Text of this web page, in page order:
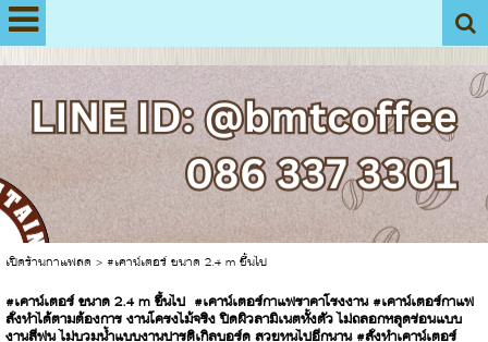
เปิดร้านกาแฟสด > #เคาน์เตอร์ ขนาด 2.4 m ขึ้นไป
#เคาน์เตอร์ ขนาด 2.4 m ขึ้นไป #เคาน์เตอร์กาแฟราคาโรงงาน #เคาน์เตอร์กาแฟ
สั่งทำได้ตามต้องการ งานโครงไม้จริง ปิดผิวลามิเนตทั้งตัว ไม่ถลอกหลุดร่อนแบบ